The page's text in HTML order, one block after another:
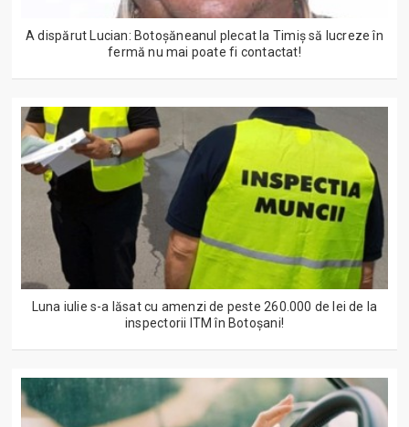
A dispărut Lucian: Botoșăneanul plecat la Timiș să lucreze în
fermă nu mai poate fi contactat!
Luna iulie s-a lăsat cu amenzi de peste 260.000 de lei de la
inspectorii ITM în Botoșani!